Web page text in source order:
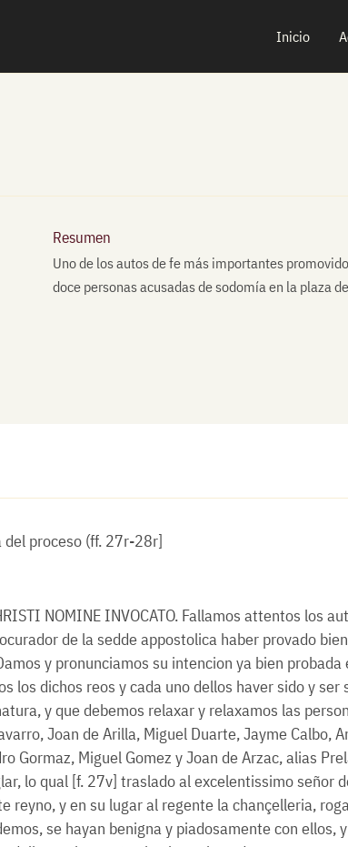
Inicio
Resumen
Uno de los autos de fe más importantes
doce personas acusadas de sodomía en la plaza
del proceso (ff. 27r-28r]
NOMINE INVOCATO. Fallamos attentos los
de la sedde appostolica haber provado
y pronunciamos su intencion ya bien
los dichos reos y cada uno dellos haver sido y
y que debemos relaxar y relaxamos las
Joan de Arilla, Miguel Duarte, Jayme Calbo,
Gormaz, Miguel Gomez y Joan de Arzac, alias
lo qual [f. 27v] traslado al excelentissimo señor
reyno, y en su lugar al regente la chançelleria,
se hayan benigna y piadosamente con